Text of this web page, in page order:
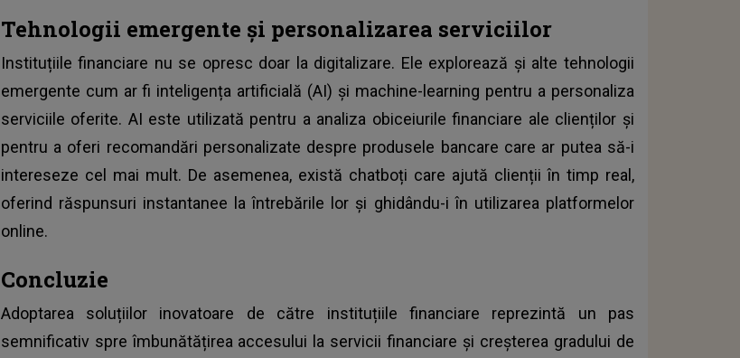
Tehnologii emergente și personalizarea serviciilor
Instituțiile financiare nu se opresc doar la digitalizare. Ele explorează și alte tehnologii
emergente cum ar fi inteligența artificială (AI) și machine-learning pentru a personaliza
serviciile oferite. AI este utilizată pentru a analiza obiceiurile financiare ale clienților și
pentru a oferi recomandări personalizate despre produsele bancare care ar putea să-i
intereseze cel mai mult. De asemenea, există chatboți care ajută clienții în timp real,
oferind răspunsuri instantanee la întrebările lor și ghidându-i în utilizarea platformelor
online.
Concluzie
Adoptarea soluțiilor inovatoare de către instituțiile financiare reprezintă un pas
semnificativ spre îmbunătățirea accesului la servicii financiare și creșterea gradului de